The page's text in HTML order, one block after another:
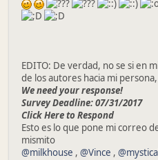
EDITO: De verdad, no se si en
de los autores hacia mi
We need your response!
Survey Deadline: 07/31/2017
Click Here to Respond
Esto es lo que pone mi correo
mismito
@milkhouse , @Vince ,